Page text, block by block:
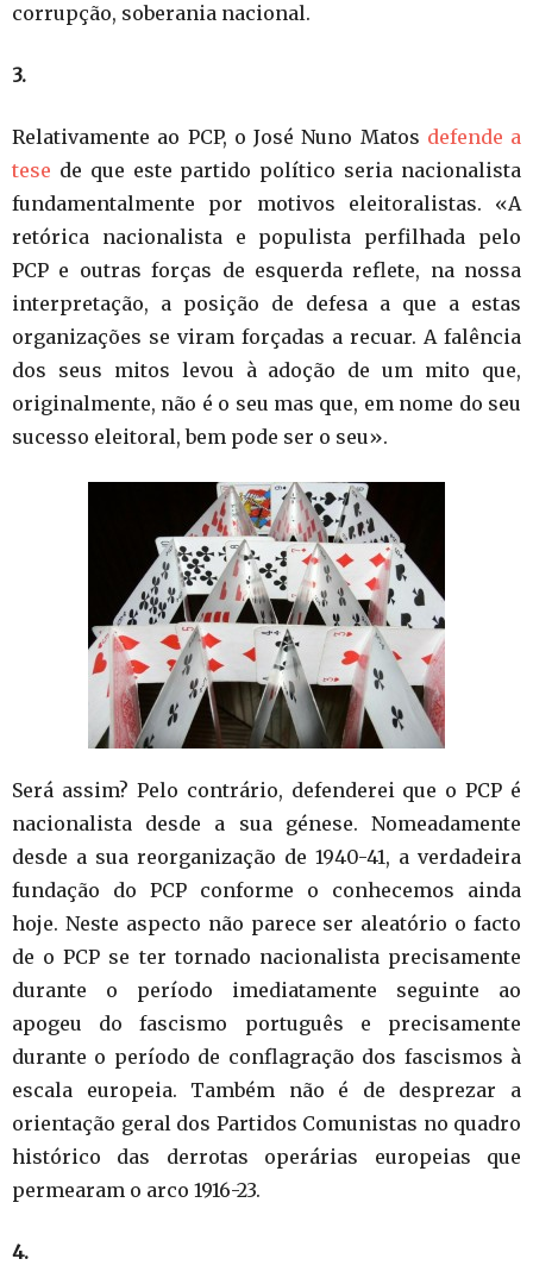
corrupção, soberania nacional.
3.
Relativamente ao PCP, o José Nuno Matos defende a
tese de que este partido político seria nacionalista
fundamentalmente por motivos eleitoralistas. «A
retórica nacionalista e populista perfilhada pelo
PCP e outras forças de esquerda reflete, na nossa
interpretação, a posição de defesa a que a estas
organizações se viram forçadas a recuar. A falência
dos seus mitos levou à adoção de um mito que,
originalmente, não é o seu mas que, em nome do seu
sucesso eleitoral, bem pode ser o seu».
Será assim? Pelo contrário, defenderei que o PCP é
nacionalista desde a sua génese. Nomeadamente
desde a sua reorganização de 1940-41, a verdadeira
fundação do PCP conforme o conhecemos ainda
hoje. Neste aspecto não parece ser aleatório o facto
de o PCP se ter tornado nacionalista precisamente
durante o período imediatamente seguinte ao
apogeu do fascismo português e precisamente
durante o período de conflagração dos fascismos à
escala europeia. Também não é de desprezar a
orientação geral dos Partidos Comunistas no quadro
histórico das derrotas operárias europeias que
permearam o arco 1916-23.
4.